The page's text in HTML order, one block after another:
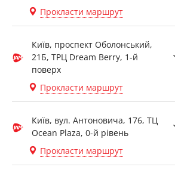
Прокласти маршрут
Київ, проспект Оболонський,
21Б, ТРЦ Dream Berry, 1-й
поверх
Прокласти маршрут
Київ, вул. Антоновича, 176, ТЦ
Ocean Plaza, 0-й рівень
Прокласти маршрут